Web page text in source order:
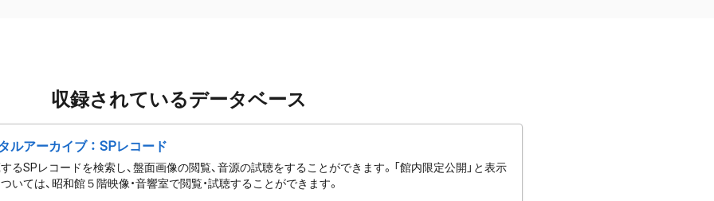
収録されているデータベース
ルアーカイブ ： SPレコード
るSPレコードを検索し、盤面画像の閲覧、音源の試聴をすることができます。「館内限定公開」と表示
いては、昭和館５階映像・音響室で閲覧・試聴することができます。